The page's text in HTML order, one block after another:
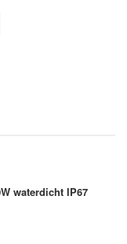
waterdicht IP67